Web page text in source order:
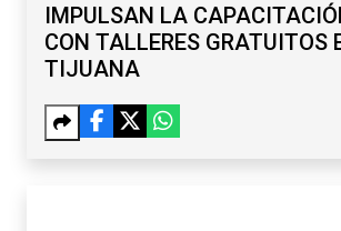
IMPULSAN LA
CON TALLERES GRATUITOS
TIJUANA